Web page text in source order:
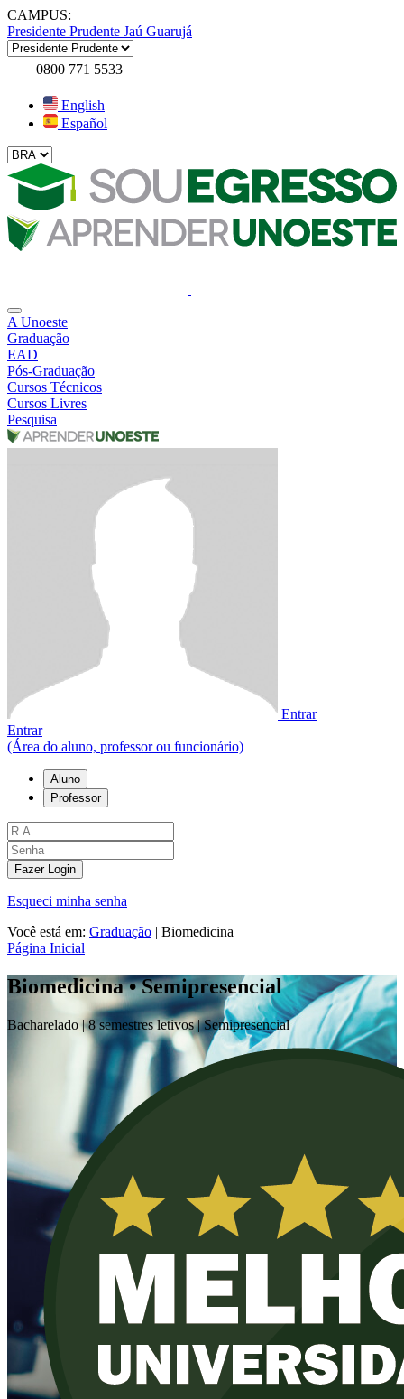
CAMPUS:
Presidente Prudente Jaú Guarujá
0800 771 5533
English
Español
A Unoeste
Graduação
EAD
Pós-Graduação
Cursos Técnicos
Cursos Livres
Pesquisa
Entrar
Entrar
(Área do aluno, professor ou funcionário)
Aluno
Professor
Fazer Login
Esqueci minha senha
Você está em: Graduação | Biomedicina
Página Inicial
Biomedicina • Semipresencial
Bacharelado |8 semestres letivos |Semipresencial